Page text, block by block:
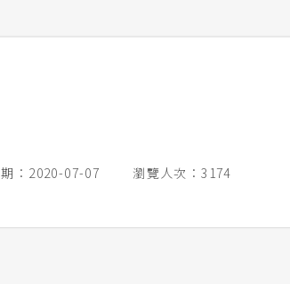
：2020-07-07 瀏覽人次：3174